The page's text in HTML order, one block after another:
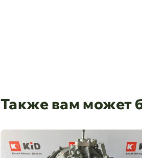
Также вам может